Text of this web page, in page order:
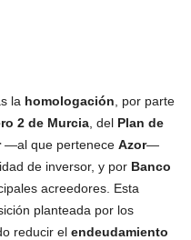
la homologación , por parte
2 de Murcia , del Plan de
—al que pertenece Azor—
de inversor, y por Banco
acreedores. Esta
planteada por los
reducir el endeudamiento